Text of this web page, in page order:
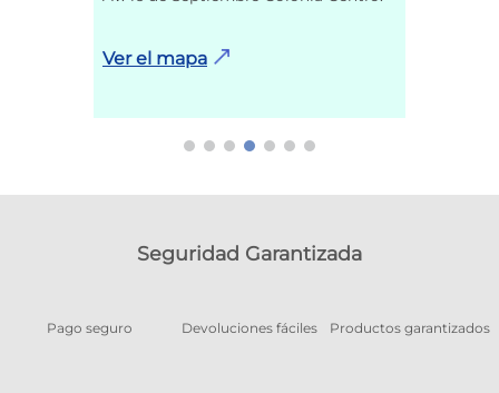
Ver el mapa
Seguridad Garantizada
Pago seguro Devoluciones fáciles Productos garantizados